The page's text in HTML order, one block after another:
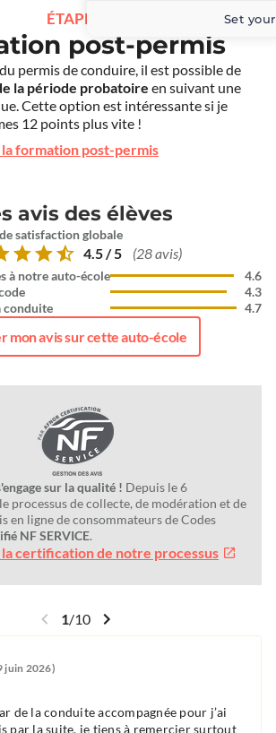
ÉTAPE 4
post-permis
permis de conduire, il est possible de
la période probatoire en suivant une
Cette option est intéressante si je
12 points plus vite !
la formation post-permis
avis des élèves
satisfaction globale
4.5 / 5 (28 avis)
à notre auto-école
conduite
4.6
4.3
4.7
mon avis sur cette auto-école
sur la qualité ! Depuis le 6
processus de collecte, de modération et de
en ligne de consommateurs de Codes
NF SERVICE.
la certification de notre processus
1/10
juin 2026)
de la conduite accompagnée pour j’ai
par la suite, je tiens à remercier surtout
Set